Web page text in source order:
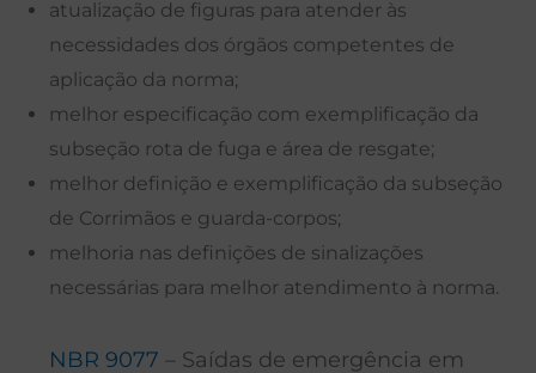
atualização de figuras para atender às
necessidades dos órgãos competentes de
aplicação da norma;
melhor especificação com exemplificação da
subseção rota de fuga e área de resgate;
melhor definição e exemplificação da subseção
de Corrimãos e guarda-corpos;
melhoria nas definições de sinalizações
necessárias para melhor atendimento à norma.
NBR 9077 – Saídas de emergência em